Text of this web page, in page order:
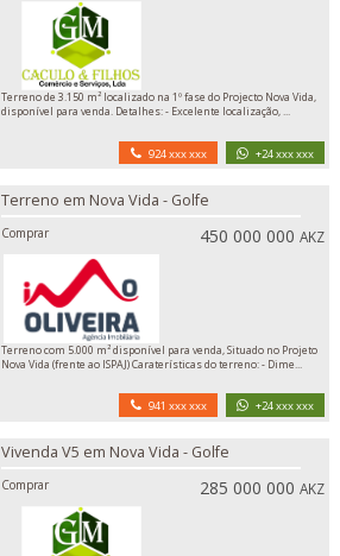
Terreno de 3.150 m² localizado na 1º fase do Projecto Nova Vida,
disponível para venda. Detalhes: - Excelente localização, ...
924 xxx xxx +24 xxx xxx
Terreno em Nova Vida - Golfe
Comprar 450 000 000AKZ
Terreno com 5.000 m² disponível para venda, Situado no Projeto
Nova Vida (frente ao ISPAJ) Caraterísticas do terreno: - Dime...
941 xxx xxx +24 xxx xxx
Vivenda V5 em Nova Vida - Golfe
Comprar 285 000 000AKZ